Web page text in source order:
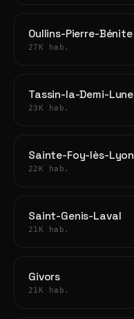
Oullins-Pierre-Bénite
27K hab.
Tassin-la-Demi-Lune
23K hab.
Sainte-Foy-lès-Lyon
22K hab.
Saint-Genis-Laval
21K hab.
Givors
21K hab.